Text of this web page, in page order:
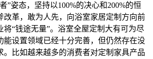
”姿态，坚持以100%的决心和200%的恒
改革，敢为人先，向浴室家居定制方向前
将“钱途无量”。浴室全屋定制大有可为尽
能设置领域已经十分完善，但仍然存在没
。比如越来越多的消费者对定制家具产品